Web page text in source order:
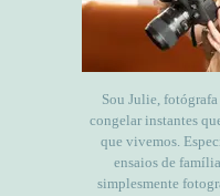
Sou Julie,
congelar instantes
que vivemos.
ensaios de
simplesmente